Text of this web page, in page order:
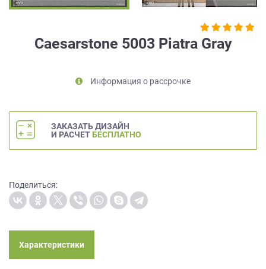
Caesarstone 5003 Piatra Gray
Информация о рассрочке
ЗАКАЗАТЬ ДИЗАЙН
И РАСЧЕТ БЕСПЛАТНО
Поделиться:
Характеристики
на
персональных
данных
порядке
Политики
обработки
персональных